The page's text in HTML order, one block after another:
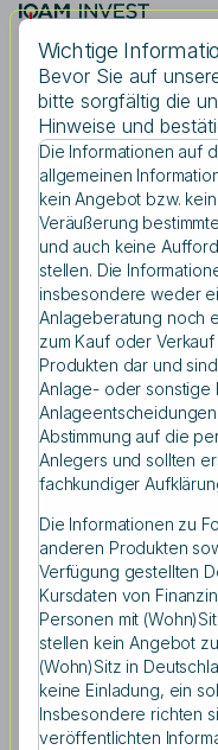
Skip to main content
Suche
Suchbegriff
Donnerstag,
Klima,
uns alle
Teilen
Die Ökonomin
Podium
Wichtige
Bevor Sie auf
bitte sorgfältig die
Hinweise und
Die Informationen auf
allgemeinen
kein Angebot bzw.
Veräußerung
und auch keine
stellen. Die
insbesondere weder
Anlageberatung noch
zum Kauf oder
Produkten dar und
Anlage- oder sonstige
Abstimmung auf die
Anlegers und sollten
fachkundiger
Die Informationen zu
anderen Produkten
Verfügung gestellten
Kursdaten von
Personen mit
stellen kein Angebot
(Wohn)Sitz in
keine Einladung, ein
Insbesondere richten
veröffentlichten